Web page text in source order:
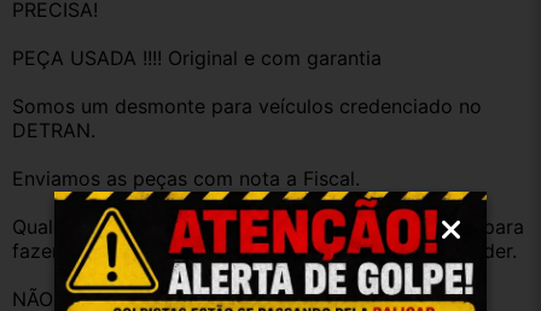
PRECISA!
PEÇA USADA !!!! Original e com garantia
Somos um desmonte para veículos credenciado no
DETRAN.
Enviamos as peças com nota a Fiscal.
Qualquer dúvida antes da compra, fique a vontade para
fazer perguntas, estamos a disposição para responder.
NÃO COMPRE PARA TESTE!